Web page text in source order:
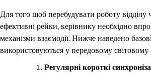
Для того щоб перебудувати роботу відділу
ефективні рейки, керівнику необхідно
механізми взаємодії. Нижче наведено
використовуються у передовому
Регулярні короткі